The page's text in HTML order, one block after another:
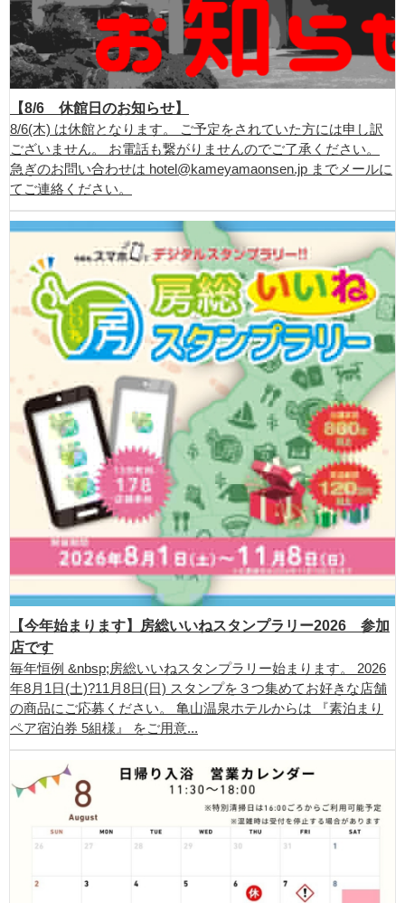
【8/6 休館日のお知らせ】
8/6(木) は休館となります。 ご予定をされていた方には申し訳
ございません。 お電話も繋がりませんのでご了承ください。
急ぎのお問い合わせは hotel@kameyamaonsen.jp までメールに
てご連絡ください。
【今年始まります】房総いいねスタンプラリー2026 参加
店です
毎年恒例 &nbsp;房総いいねスタンプラリー始まります。 2026
年8月1日(土)?11月8日(日) スタンプを３つ集めてお好きな店舗
の商品にご応募ください。 亀山温泉ホテルからは 『素泊まり
ペア宿泊券 5組様』 をご用意...